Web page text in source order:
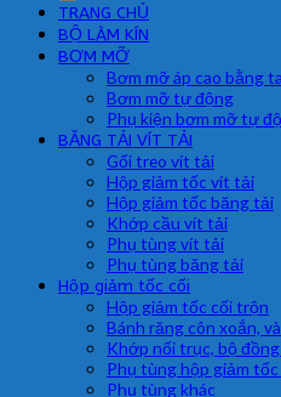
TRANG CHỦ
BỘ LÀM KÍN
BƠM MỠ
Bơm mỡ áp cao bằng
Bơm mỡ tự động
Phụ kiện bơm mỡ tự
BĂNG TẢI VÍT TẢI
Gối treo vít tải
Hộp giảm tốc vít tải
Hộp giảm tốc băng tải
Khớp cầu vít tải
Phụ tùng vít tải
Phụ tùng băng tải
Hộp giảm tốc cối
Hộp giảm tốc cối trộn
Bánh răng côn xoắn,
Khớp nối trục, bộ
Phụ tùng hộp giảm
Phụ tùng khác